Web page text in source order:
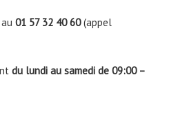
01 57 32 40 60(appel
du lundi au samedi de 09:00 –